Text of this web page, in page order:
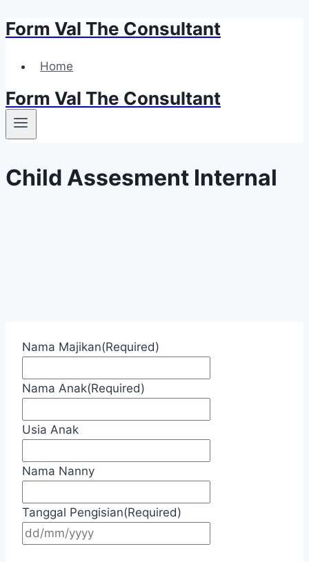
Skip
content
Form Val The Consultant
Home
Form Val The Consultant
Child Assesment Internal
Nama Majikan(Required)
Nama Anak(Required)
Usia Anak
Nama Nanny
Tanggal Pengisian(Required)
slash